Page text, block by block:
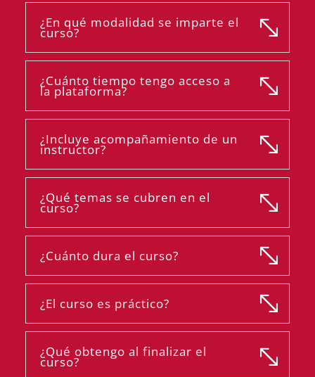
¿En qué modalidad se imparte el
curso?
¿Cuánto tiempo tengo acceso a
la plataforma?
¿Incluye acompañamiento de un
instructor?
¿Qué temas se cubren en el
curso?
¿Cuánto dura el curso?
¿El curso es práctico?
¿Qué obtengo al finalizar el
curso?